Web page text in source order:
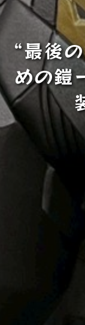
“最後
めの鎧